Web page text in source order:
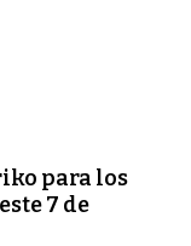
para los
7 de